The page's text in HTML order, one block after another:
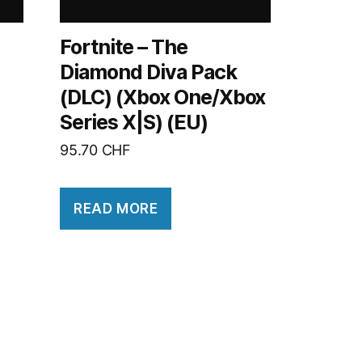
Fortnite – The
Diamond Diva Pack
(DLC) (Xbox One/Xbox
Series X|S) (EU)
95.70 CHF
READ MORE